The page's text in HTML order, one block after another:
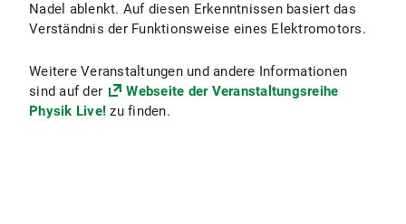
Nadel ablenkt. Auf diesen Erkenntnissen basiert das
Verständnis der Funktionsweise eines Elektromotors.
Weitere Veranstaltungen und andere Informationen
sind auf der
Webseite der Veranstaltungsreihe
Physik Live! zu finden.